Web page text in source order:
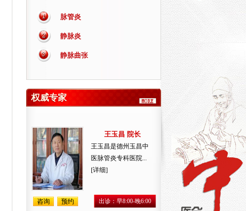
脉管炎
静脉炎
静脉曲张
权威专家
王玉昌 院长
王玉昌是德州玉昌中
医脉管炎专科医院...
[详细]
咨询 预约 出诊：早8:00-晚6:00